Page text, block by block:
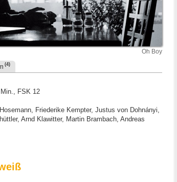
Oh Boy
(4)
FSK 12
Friederike Kempter, Justus von Dohnányi,
Arnd Klawitter, Martin Brambach, Andreas